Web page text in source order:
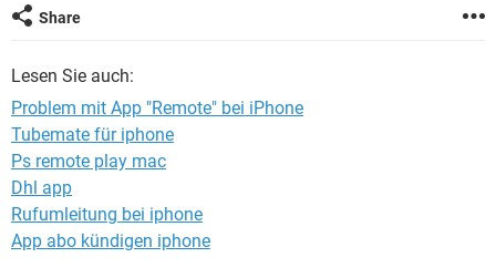
Share
Lesen Sie auch:
Problem mit App "Remote" bei iPhone
Tubemate für iphone
Ps remote play mac
Dhl app
Rufumleitung bei iphone
App abo kündigen iphone